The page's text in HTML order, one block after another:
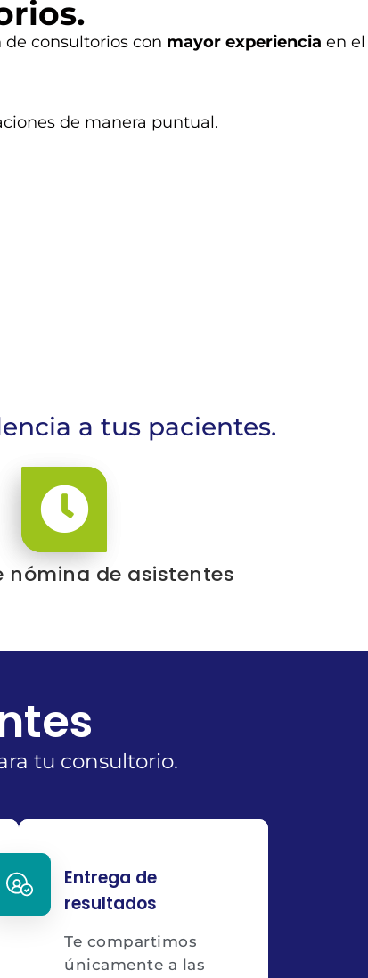
consultorios con mayor experiencia en el
de manera puntual.
a tus pacientes.
nómina de asistentes
tu consultorio.
Entrega de
resultados
Te compartimos
únicamente a las